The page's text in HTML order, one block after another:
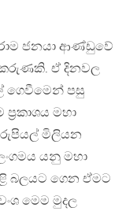
ජනයා ආණ්ඩුවේ
කරුණකි. ඒ දිනවල
ගෙවීමෙන් පසු
මහා
මිලියන
යනු මහා
බලයට ගෙන ඒමට
මෙම මුදල